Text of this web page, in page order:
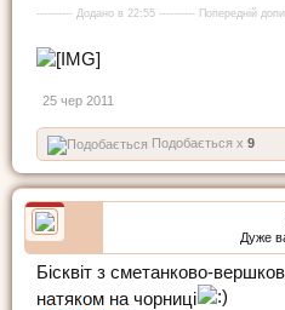
---------- Додано в 22:55 ---------- Попередній
25 чер 2011
Подобається x 9
Дуже
Бісквіт з сметанково-
натяком на чорниці